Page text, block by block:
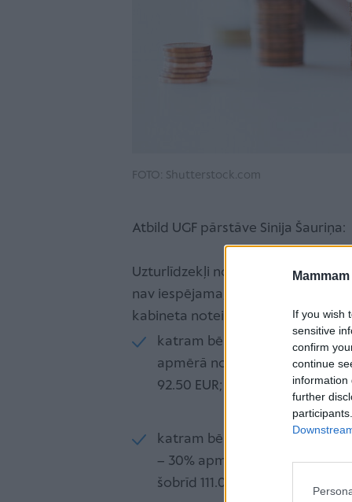
If you wish
sensitive
confirm
continue
information
further
FOTO: Shutterstock.com
Atbild UGF pārstāve Sinija Šauriņa:
Uzturlīdzekļi no Uzturlīdzekļu
nav iespējama, kā arī tādā
kabineta noteikto minimālo
katram bērnam no viņa
apmērā no Ministru kabineta
92.50 EUR;
katram bērnam no 7 gadu
– 30% apmērā no Ministru
šobrīd 111.00 EUR.